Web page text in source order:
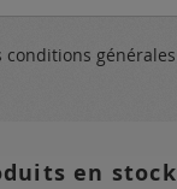
conditions générales
en stock